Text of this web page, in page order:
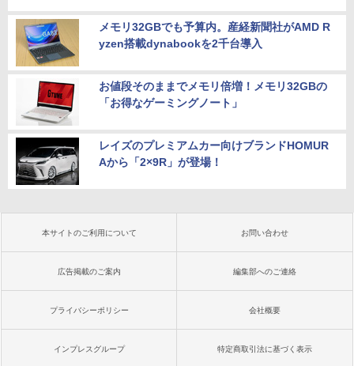
メモリ32GBでも予算内。産経新聞社がAMD R
yzen搭載dynabookを2千台導入
お値段そのままでメモリ倍増！メモリ32GBの
「お得なゲーミングノート」
レイズのプレミアムカー向けブランドHOMUR
Aから「2×9R」が登場！
本サイトのご利用について お問い合わせ
広告掲載のご案内 編集部へのご連絡
プライバシーポリシー 会社概要
インプレスグループ 特定商取引法に基づく表示